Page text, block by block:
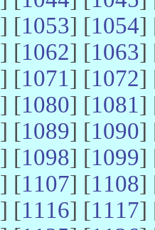
] [1053] [1054]
] [1062] [1063]
] [1071] [1072]
] [1080] [1081]
] [1089] [1090]
] [1098] [1099]
] [1107] [1108]
] [1116] [1117]